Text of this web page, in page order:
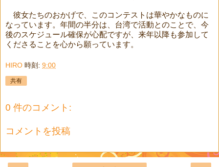
彼女たちのおかげで、このコンテストは華やかなものに
なっています。年間の半分は、台湾で活動とのことで、今
後のスケジュール確保が心配ですが、来年以降も参加して
くださることを心から願っています。
HIRO 時刻: 9:00
共有
0 件のコメント:
コメントを投稿